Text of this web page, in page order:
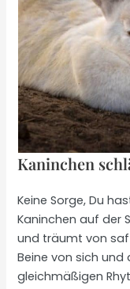
Kaninchen
Keine Sorge, Du
Kaninchen auf der
und träumt von
Beine von sich
gleichmäßigen